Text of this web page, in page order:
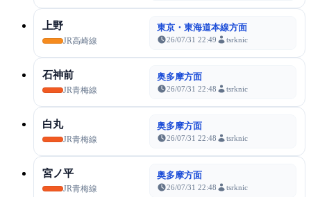
上野
JR高崎線
東京・東海道本線方面
26/07/31 22:49 tsrknic
石神前
JR青梅線
奥多摩方面
26/07/31 22:48 tsrknic
白丸
JR青梅線
奥多摩方面
26/07/31 22:48 tsrknic
宮ノ平
JR青梅線
奥多摩方面
26/07/31 22:48 tsrknic